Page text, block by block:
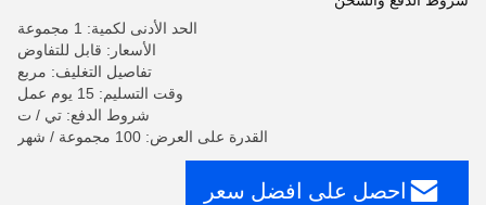
الحد الأدنى لكمية: 1 مجموعة
الأسعار: قابل للتفاوض
تفاصيل التغليف: مربع
وقت التسليم: 15 يوم عمل
شروط الدفع: تي / ت
القدرة على العرض: 100 مجموعة / شهر
احصل على افضل سعر